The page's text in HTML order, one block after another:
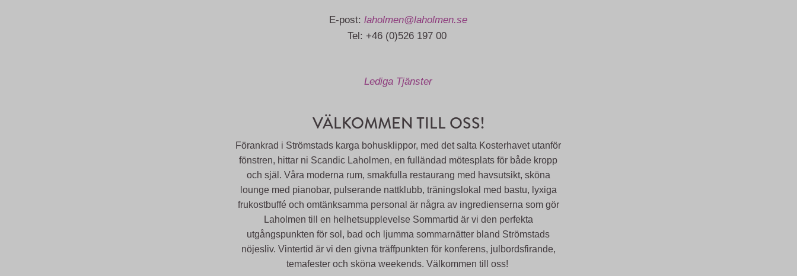
E-post:laholmen@laholmen.se
Tel: +46 (0)526 197 00
Lediga Tjänster
VÄLKOMMEN TILL OSS!
Förankrad i Strömstads karga bohusklippor, med det salta Kosterhavet utanför
fönstren, hittar ni Scandic Laholmen, en fulländad mötesplats för både kropp
och själ. Våra moderna rum, smakfulla restaurang med havsutsikt, sköna
lounge med pianobar, pulserande nattklubb, träningslokal med bastu, lyxiga
frukostbuffé och omtänksamma personal är några av ingredienserna som gör
Laholmen till en helhetsupplevelse Sommartid är vi den perfekta
utgångspunkten för sol, bad och ljumma sommarnätter bland Strömstads
nöjesliv. Vintertid är vi den givna träffpunkten för konferens, julbordsfirande,
temafester och sköna weekends. Välkommen till oss!